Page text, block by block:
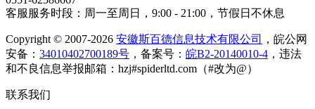
客服服务时段：周一至周日，9:00 - 21:00，节假日不休息
Copyright © 2007-2026 安徽斯百德信息技术有限公司
，皖公网
安备： 34010402700189号 ，备案号： 皖B2-20140010-4 ，违法
和不良信息举报邮箱：hzj#spiderltd.com（#改为@）
联系我们